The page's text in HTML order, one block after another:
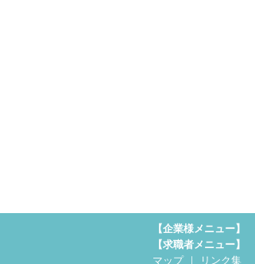
【企業様メニュー】
【求職者メニュー】
マップ｜ リンク集